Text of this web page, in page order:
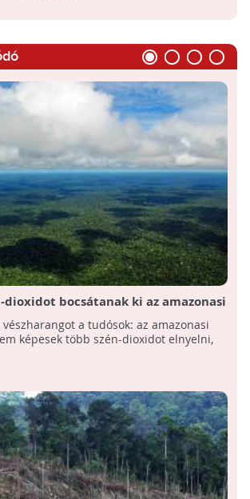
dioxidot bocsátanak ki az amazonasi
elnyelnek
a tudósok: az amazonasi
képesek több szén-dioxidot elnyelni,